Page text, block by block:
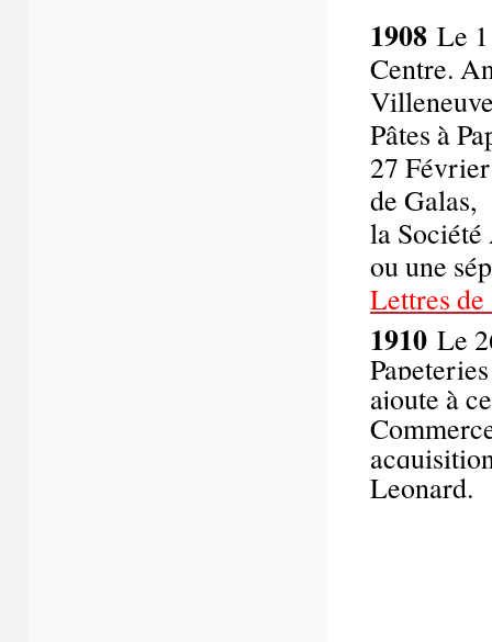
1908 Le
Centre.
Pâtes à
27
de Galas,
la
ou une
Lettres
1910 Le
ajoute à
Leonard.